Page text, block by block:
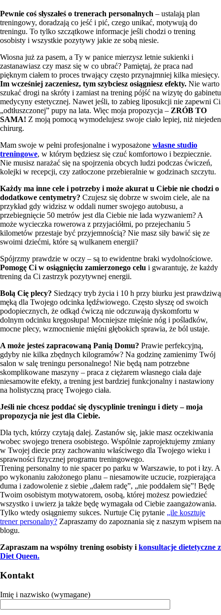
Pewnie coś słyszałeś o trenerach personalnych – ustalają plan
treningowy, doradzają co jeść i pić, czego unikać, motywują do
treningu. To tylko szczątkowe informacje jeśli chodzi o trening
osobisty i wszystkie pozytywy jakie ze sobą niesie.
Wiosna już za pasem, a Ty w panice mierzysz letnie sukienki i
zastanawiasz czy masz się w co ubrać? Pamiętaj, że praca nad
pięknym ciałem to proces trwający często przynajmniej kilka miesięcy.
Im wcześniej zaczeniesz, tym szybciesz osiągniesz efekty. Nie warto
szukać drogi na skróty i zamiast na trening pójść na wizytę do gabinetu
medycyny estetycznej. Nawet jeśli, to zabieg liposukcji nie zapewni Ci
„odtłuszczonej” pupy na lata. Więc moja propozycja – ZRÓB TO
SAMA! Z moją pomocą wymodelujesz swoje ciało lepiej, niż niejeden
chirurg.
Mam swoje w pełni profesjonalne i wyposażone własne studio
treningowe, w którym będziesz się czuć komfortowo i bezpiecznie.
Nie musisz narażać się na spojrzenia obcych ludzi podczas ćwiczeń,
kolejki w recepcji, czy zatłoczone przebieralnie w godzinach szczytu.
Każdy ma inne cele i potrzeby i może akurat u Ciebie nie chodzi o
dodatkowe centymetry? Czujesz się dobrze w swoim ciele, ale na
przykład gdy widzisz w oddali numer swojego autobusu, a
przebiegnięcie 50 metrów jest dla Ciebie nie lada wyzwaniem? A
może wycieczka rowerowa z przyjaciółmi, po przejechaniu 5
kilometów przestaje być przyjemnością? Nie masz siły bawić się ze
swoimi dziećmi, które są wulkanem energii?
Spójrzmy prawdzie w oczy – są to ewidentne braki wydolnościowe.
Pomogę Ci w osiągnięciu zamierzonego celu i gwarantuję, że każdy
trening da Ci zastrzyk pozytywnej energii.
Bolą Cię plecy? Siedzący tryb życia i 10 h przy biurku jest prawdziwą
męką dla Twojego odcinka lędźwiowego. Często słyszę od swoich
podopiecznych, że odkąd ćwiczą nie odczuwają dyskomfortu w
dolnym odcinku kręgosłupa! Mocniejsze mięśnie nóg i pośladków,
mocne plecy, wzmocnienie mięśni głębokich sprawia, że ból ustaje.
A może jesteś zapracowaną Panią Domu? Prawie perfekcyjną,
gdyby nie kilka zbędnych kilogramów? Na godzinę zamienimy Twój
salon w salę treningu personalnego! Nie będą nam potrzebne
skomplikowane maszyny – praca z ciężarem własnego ciała daje
niesamowite efekty, a trening jest bardziej funkcjonalny i nastawiony
na holistyczną pracę Twojego ciała.
Jeśli nie chcesz poddać się dyscyplinie treningu i diety – moja
propozycja nie jest dla Ciebie.
Dla tych, którzy czytają dalej. Zastanów się, jakie masz oczekiwania
wobec swojego trenera osobistego. Wspólnie zaprojektujemy zmiany
w Twojej diecie przy zachowaniu właściwego dla Twojego wieku i
sprawności fizycznej programu treningowego.
Trening personalny to nie spacer po parku w Warszawie, to pot i łzy. A
po wykonaniu założonego planu – niesamowite uczucie, rozpierająca
duma i zadowolenie z siebie „dałem radę”, „nie poddałem się”! Będę
Twoim osobistym motywatorem, osobą, której możesz powiedzieć
wszystko i uwierz ja także będę wymagała od Ciebie zaangażowania.
Tylko wtedy osiągniemy sukces. Nurtuje Cię pytanie „ile kosztuje
trener personalny? Zapraszamy do zapoznania się z naszym wpisem na
blogu.
Zapraszam na wspólny trening osobisty i konsultacje dietetyczne z
Diet Queen.
Kontakt
Imię i nazwisko (wymagane)